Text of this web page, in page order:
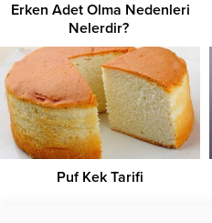
Erken Adet Olma Nedenleri
Nelerdir?
Puf Kek Tarifi